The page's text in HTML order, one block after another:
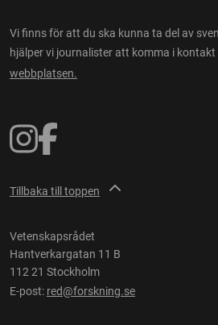
Vi finns för att du ska kunna ta del av
hjälper vi journalister att komma i kontakt
webbplatsen.
Tillbaka till toppen
Vetenskapsrådet
Hantverkargatan 11 B
112 21 Stockholm
E-post: red@forskning.se